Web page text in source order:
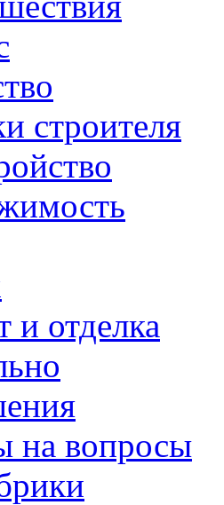
строителя
и отделка
на вопросы